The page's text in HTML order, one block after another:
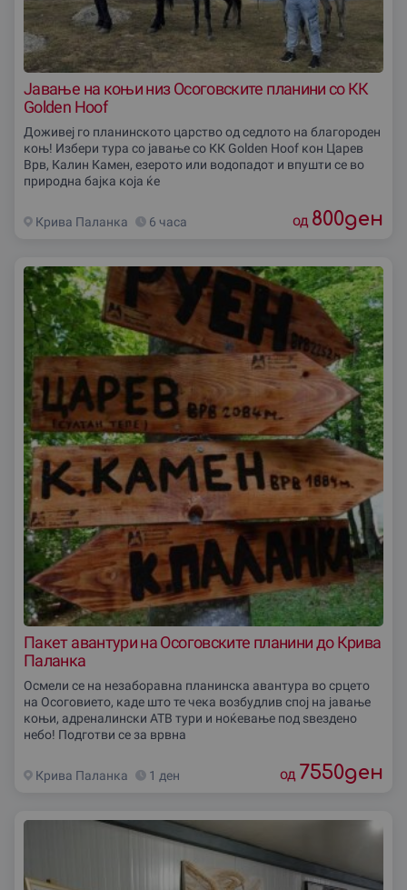
Јавање на коњи низ Осоговските планини со КК
Golden Hoof
Доживеј го планинското царство од седлото на благороден
коњ! Избери тура со јавање со КК Golden Hoof кон Царев
Врв, Калин Камен, езерото или водопадот и впушти се во
природна бајка која ќе
Крива Паланка 6 часа од 800ден
Пакет авантури на Осоговските планини до Крива
Паланка
Осмели се на незаборавна планинска авантура во срцето
на Осоговието, каде што те чека возбудлив спој на јавање
коњи, адреналински АТВ тури и ноќевање под ѕвездено
небо! Подготви се за врвна
Крива Паланка 1 ден од 7550ден